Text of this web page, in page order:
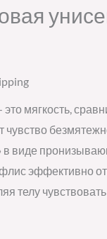
мягкость,
чувство
в виде
эффективно
телу